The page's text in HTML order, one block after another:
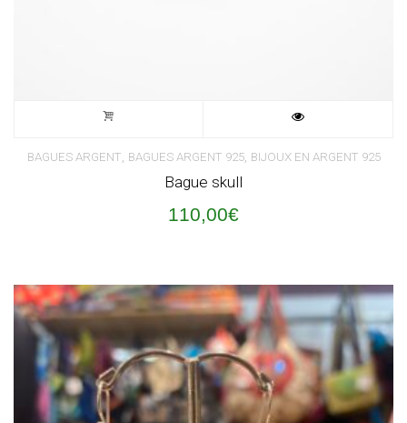
BAGUES ARGENT, BAGUES ARGENT 925, BIJOUX EN ARGENT 925
Bague skull
110,00€